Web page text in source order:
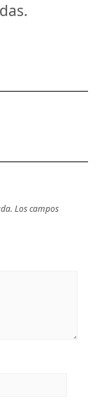
Los campos